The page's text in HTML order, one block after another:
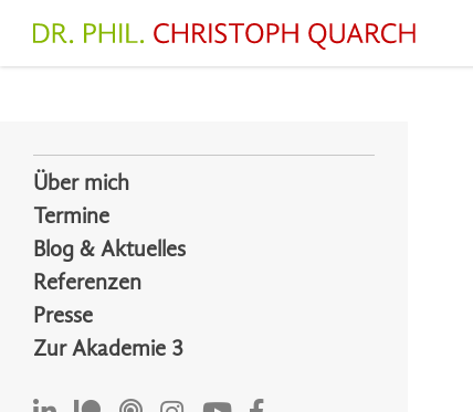
Inhalt
Über mich
Termine
Blog & Aktuelles
Referenzen
Presse
Zur Akademie 3